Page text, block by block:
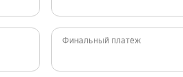
Финальный платёж